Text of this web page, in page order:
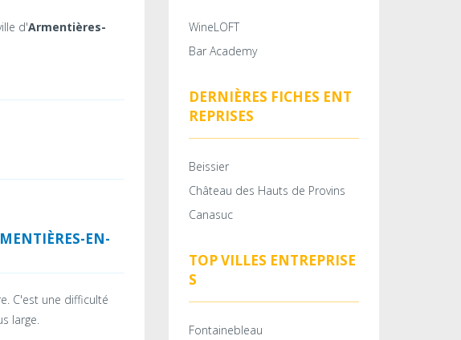
WineLOFT
Bar Academy
DERNIÈRES FICHES ENT
REPRISES
Beissier
Château des Hauts de Provins
Canasuc
TOP VILLES ENTREPRISE
S
Fontainebleau
d'Armentières-
EN-
C'est une difficulté
large.